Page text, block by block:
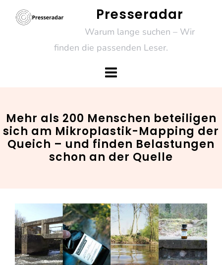
Presseradar
Warum lange suchen – Wir
finden die passenden Leser.
Mehr als 200 Menschen beteiligen
sich am Mikroplastik-Mapping der
Queich – und finden Belastungen
schon an der Quelle